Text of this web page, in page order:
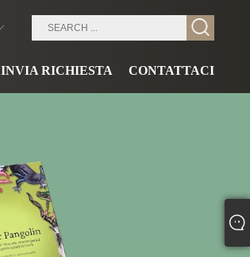
INVIA RICHIESTA CONTATTACI